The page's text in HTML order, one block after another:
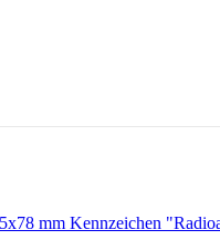
Kennzeichen